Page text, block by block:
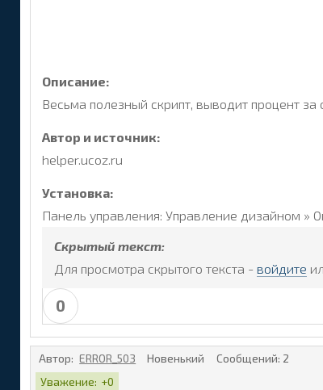
Описание:
Весьма полезный скрипт, выводит процент
Автор и источник:
helper.ucoz.ru
Установка:
Панель управления: Управление дизайном »
Скрытый текст:
Для просмотра скрытого текста - войдите
0
Автор: ERROR_503 Новенький Сообщений: 2
Уважение: +0